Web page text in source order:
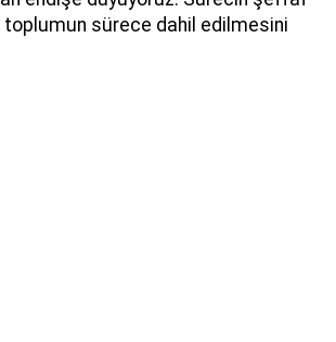
sürece dahil edilmesini